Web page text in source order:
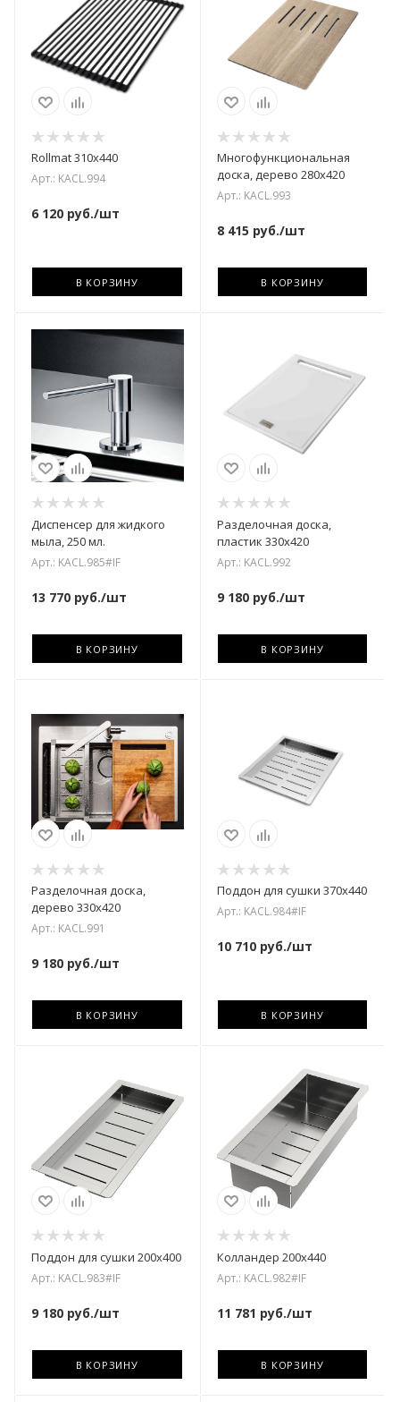
Rollmat 310х440
Арт.: KACL.994
6 120 руб./шт
В КОРЗИНУ
Многофункциональная
доска, дерево 280х420
Арт.: KACL.993
8 415 руб./шт
В КОРЗИНУ
Диспенсер для жидкого
мыла, 250 мл.
Арт.: KACL.985#IF
13 770 руб./шт
В КОРЗИНУ
Разделочная доска,
пластик 330х420
Арт.: KACL.992
9 180руб./шт
В КОРЗИНУ
Разделочная доска,
дерево 330х420
Арт.: KACL.991
9 180 руб./шт
В КОРЗИНУ
Поддон для сушки 370х440
Арт.: KACL.984#IF
10 710руб./шт
В КОРЗИНУ
Поддон для сушки 200х400
Арт.: KACL.983#IF
9 180 руб./шт
В КОРЗИНУ
Колландер 200х440
Арт.: KACL.982#IF
11 781 руб./шт
В КОРЗИНУ